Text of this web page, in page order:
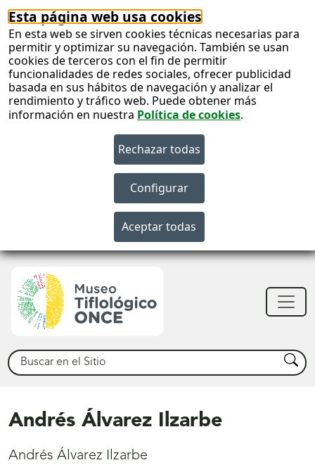
Esta página web usa cookies
En esta web se sirven cookies técnicas necesarias para
permitir y optimizar su navegación. También se usan
cookies de terceros con el fin de permitir
funcionalidades de redes sociales, ofrecer publicidad
basada en sus hábitos de navegación y analizar el
rendimiento y tráfico web. Puede obtener más
información en nuestra Política de cookies.
Buscar Buscar
Andrés Álvarez Ilzarbe
Andrés Álvarez Ilzarbe